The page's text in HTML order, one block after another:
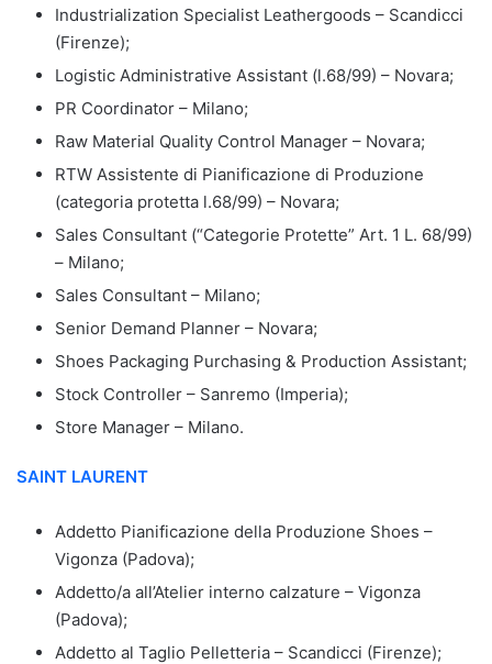
Industrialization Specialist Leathergoods – Scandicci
(Firenze);
Logistic Administrative Assistant (l.68/99) – Novara;
PR Coordinator – Milano;
Raw Material Quality Control Manager – Novara;
RTW Assistente di Pianificazione di Produzione
(categoria protetta l.68/99) – Novara;
Sales Consultant (“Categorie Protette” Art. 1 L. 68/99)
– Milano;
Sales Consultant – Milano;
Senior Demand Planner – Novara;
Shoes Packaging Purchasing & Production Assistant;
Stock Controller – Sanremo (Imperia);
Store Manager – Milano.
SAINT LAURENT
Addetto Pianificazione della Produzione Shoes –
Vigonza (Padova);
Addetto/a all’Atelier interno calzature – Vigonza
(Padova);
Addetto al Taglio Pelletteria – Scandicci (Firenze);